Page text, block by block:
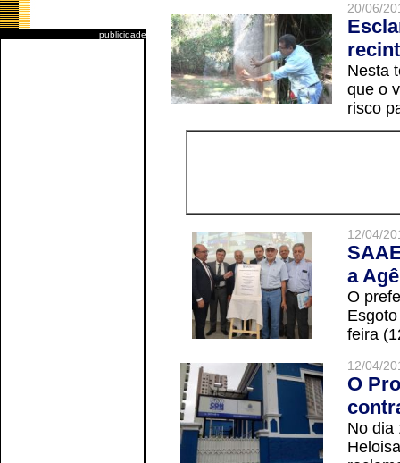
publicidade
20/06/
Nesta
que o
risco
12/04/
a
O
feira
12/04/
O
No dia